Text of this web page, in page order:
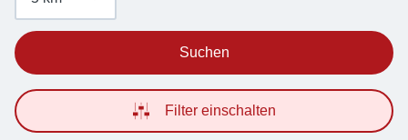
Suchen
Filter einschalten